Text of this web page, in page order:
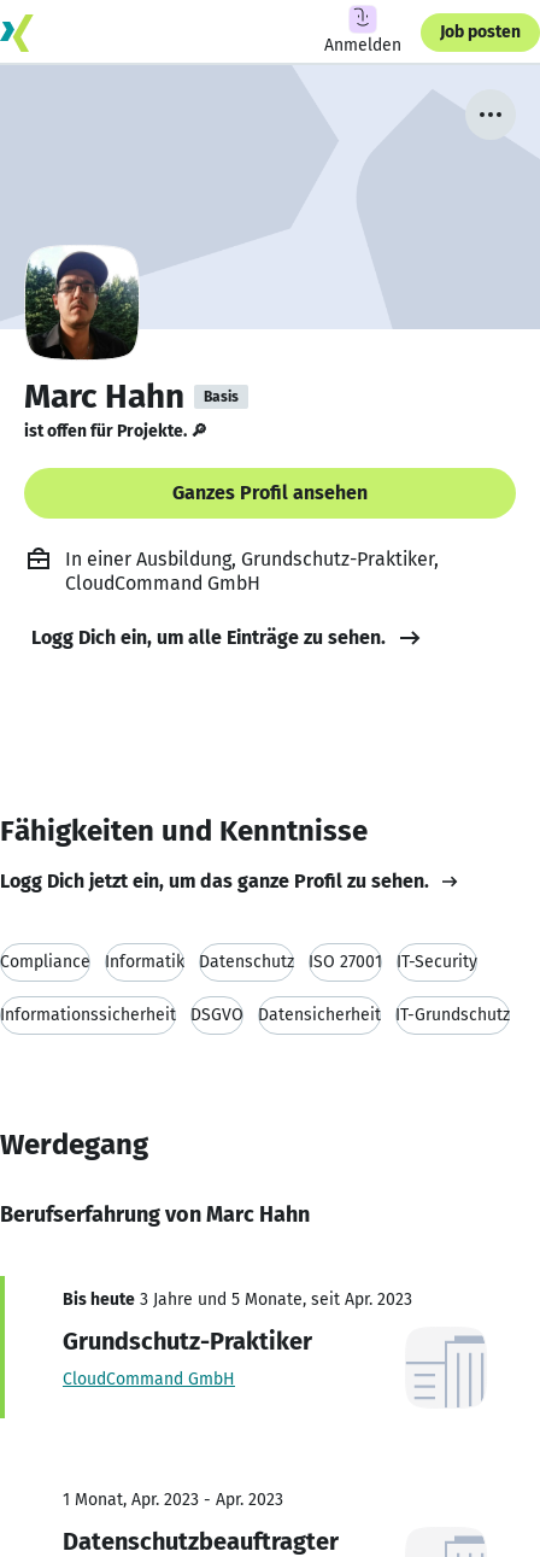
Anmelden
Job posten
Marc Hahn Basis
ist offen für Projekte. 🔎
Ganzes Profil ansehen
In einer Ausbildung, Grundschutz-Praktiker,
CloudCommand GmbH
Logg Dich ein, um alle Einträge zu sehen.
Fähigkeiten und Kenntnisse
Logg Dich jetzt ein, um das ganze Profil zu sehen.
Compliance Informatik Datenschutz ISO 27001 IT-Security
Informationssicherheit DSGVO Datensicherheit IT-Grundschutz
Werdegang
Berufserfahrung von Marc Hahn
Bis heute 3 Jahre und 5 Monate, seit Apr. 2023
Grundschutz-Praktiker
CloudCommand GmbH
1 Monat, Apr. 2023 - Apr. 2023
Datenschutzbeauftragter